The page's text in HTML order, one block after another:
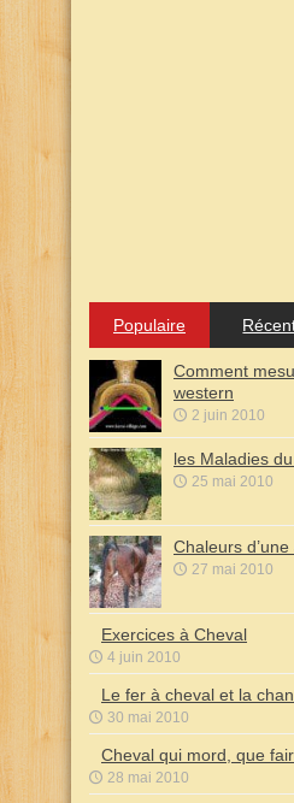
Populaire
Comment
western
2 juin 2010
les Maladies
25 mai 2010
Chaleurs
27 mai 2010
Exercices à Cheval
4 juin 2010
Le fer à cheval et la
30 mai 2010
Cheval qui mord, que
28 mai 2010